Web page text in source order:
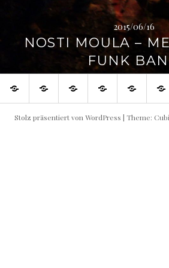
2015/06/16
NOSTI MOULA –
FUNK
SHOP Blog Flowin
IMMO
Live
Shows Partner
Stolz präsentiert von WordPress | Theme: